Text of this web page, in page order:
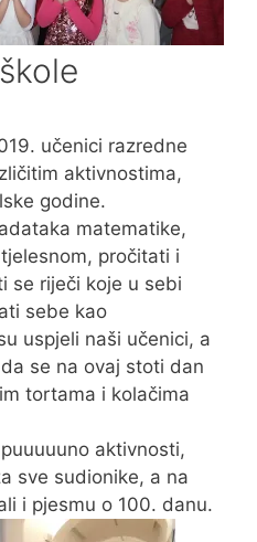
učenici razredne
aktivnostima,
godine.
matematike,
pročitati i
se riječi koje u sebi
sebe kao
uspjeli naši učenici, a
se na ovaj stoti dan
tortama i kolačima
aktivnosti,
sve sudionike, a na
i pjesmu o 100. danu.